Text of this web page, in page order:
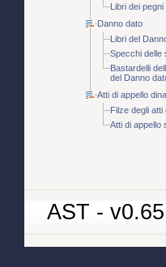
Libri dei pegni
Danno dato
Libri del
Specchi delle
Bastardelli
del Danno
Atti di appello
Filze degli atti
Atti di appello
AST -